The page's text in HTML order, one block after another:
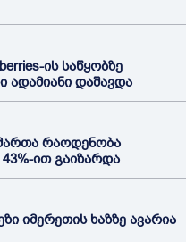
ის საწყობზე
ადამიანი დაშავდა
რაოდენობა
ით გაიზარდა
იმერეთის ხაზზე ავარია